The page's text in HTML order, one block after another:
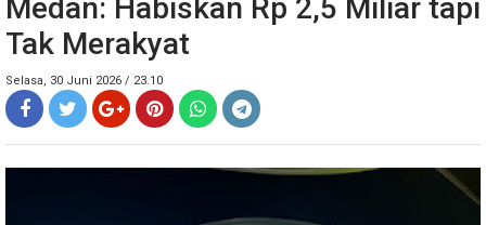
Medan: Habiskan Rp 2,5 Miliar tapi
Tak Merakyat
Selasa, 30 Juni 2026 / 23.10